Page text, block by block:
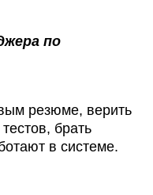
по
резюме, верить
брать
в системе.